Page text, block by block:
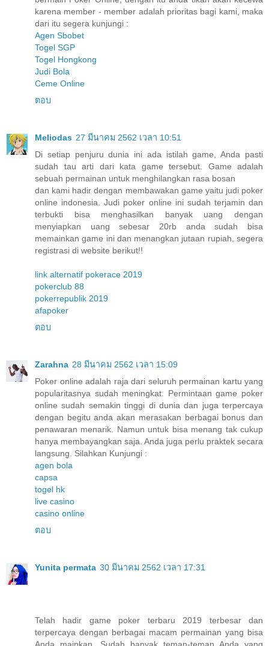
karena member - member adalah prioritas bagi kami, maka
dari itu segera kunjungi :
Agen Sbobet
Togel SGP
Togel Hongkong
Judi Bola
Ceme Online
ตอบ
Meliodas 27 มีนาคม 2562 เวลา 10:51
Di setiap penjuru dunia ini ada istilah game, Anda pasti
sudah tau arti dari kata game tersebut. Game adalah
sebuah permainan untuk menghilangkan rasa bosan
dan kami hadir dengan membawakan game yaitu judi poker
online indonesia. Judi poker online ini sudah terjamin dan
terbukti bisa menghasilkan banyak uang dengan
menyiapkan uang sebesar 20rb anda sudah bisa
memainkan game ini dan menangkan jutaan rupiah, segera
registrasi di website berikut!!
link alternatif pokerace 2019
pokerclub 88
pokerrepublik 2019
afapoker
ตอบ
Zarahna 28 มีนาคม 2562 เวลา 15:09
Poker online adalah raja dari seluruh permainan kartu yang
popularitasnya sudah meningkat. Permintaan game poker
online sudah semakin tinggi di dunia dan juga terpercaya
dengan begitu anda akan merasakan berbagai bonus dan
penawaran menarik. Namun untuk bisa menang tak cukup
hanya membayangkan saja. Anda juga perlu praktek secara
langsung. Silahkan Kunjungi :
agen bola
capsa
togel hk
live casino
casino online
ตอบ
Yunita permata 30 มีนาคม 2562 เวลา 17:31
Telah hadir game poker terbaru 2019 terbesar dan
terpercaya dengan berbagai macam permainan yang bisa